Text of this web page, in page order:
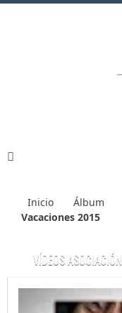
Inicio Álbum
Vacaciones 2015
VÍDEOS ASOCIACIÓN